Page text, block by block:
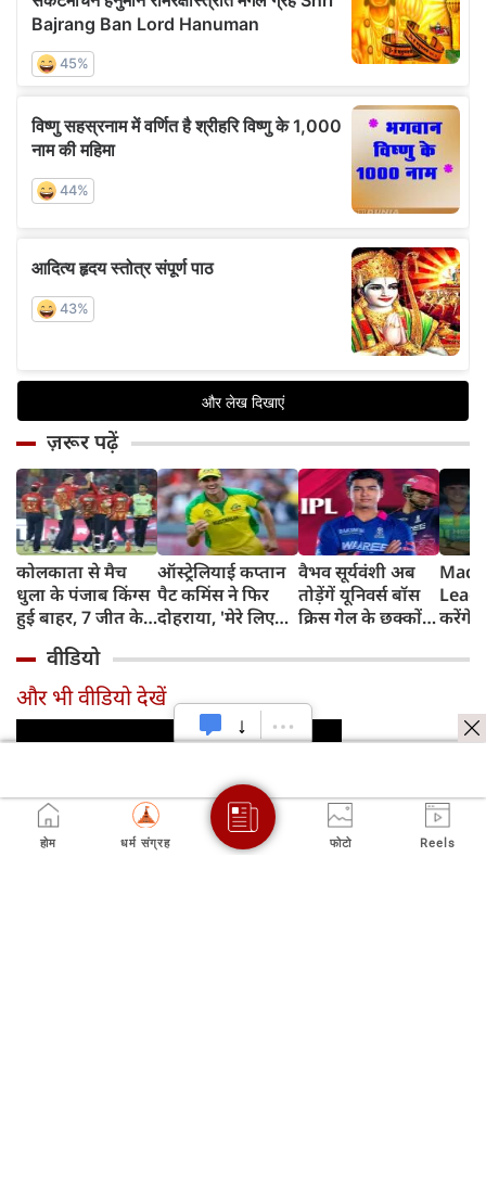
ज़रूर पढ़ें
कोलकाता से मैच
धुला के पंजाब किंग्स
हुई बाहर, 7 जीत के
ऑस्ट्रेलियाई कप्तान
पैट कमिंस ने फिर
दोहराया, 'मेरे लिए
वैभव सूर्यवंशी अब
तोड़ेंगें यूनिवर्स बॉस
क्रिस गेल के छक्कों
करेंगे
टीम में
वीडियो
और भी वीडियो देखें
होम धर्म संग्रह फोटो Reels